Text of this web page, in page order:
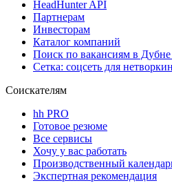
HeadHunter API
Партнерам
Инвесторам
Каталог компаний
Поиск по вакансиям в Дубне
Сетка: соцсеть для
Соискателям
hh PRO
Готовое резюме
Все сервисы
Хочу у вас работать
Производственный
Экспертная рекомендация